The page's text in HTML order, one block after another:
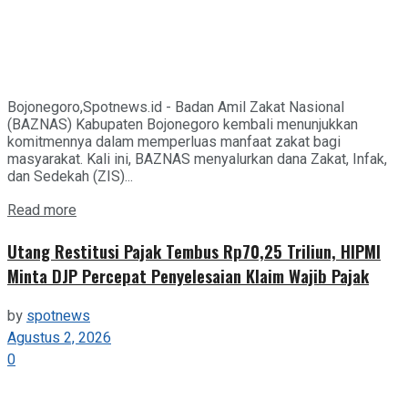
Bojonegoro,Spotnews.id - Badan Amil Zakat Nasional
(BAZNAS) Kabupaten Bojonegoro kembali menunjukkan
komitmennya dalam memperluas manfaat zakat bagi
masyarakat. Kali ini, BAZNAS menyalurkan dana Zakat, Infak,
dan Sedekah (ZIS)...
Read more
Utang Restitusi Pajak Tembus Rp70,25 Triliun, HIPMI
Minta DJP Percepat Penyelesaian Klaim Wajib Pajak
by spotnews
Agustus 2, 2026
0